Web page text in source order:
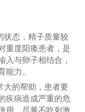
状态，精子质量较
重度阳痿患者，是
入与卵子相结合，
能力。
大的帮助，患者要
疾病造成严重的危